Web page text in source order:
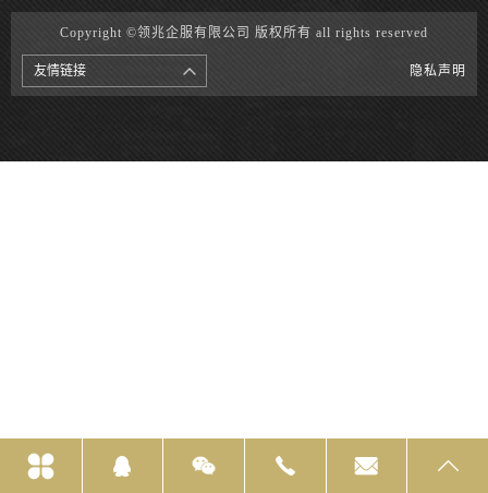
Copyright ©领兆企服有限公司 版权所有 all rights reserved
友情链接 隐私声明